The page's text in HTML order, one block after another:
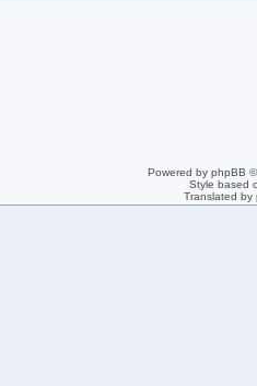
Powered by phpBB
Style based
Translated by